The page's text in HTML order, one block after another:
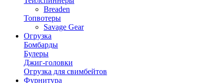
Breaden
Топвотеры
Savage Gear
Огрузка
Бомбарды
Булеры
Джиг-головки
Огрузка для свимбейтов
Фурнитура